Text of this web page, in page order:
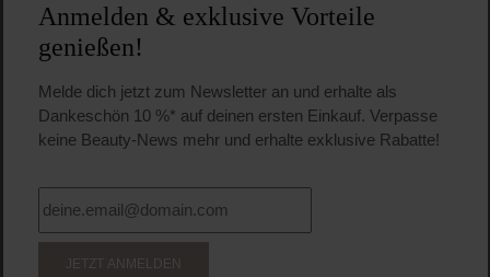
Anmelden & exklusive Vorteile
genießen!
Melde dich jetzt zum Newsletter an und erhalte als
Dankeschön 10 %* auf deinen ersten Einkauf. Verpasse
keine Beauty-News mehr und erhalte exklusive Rabatte!
JETZT ANMELDEN